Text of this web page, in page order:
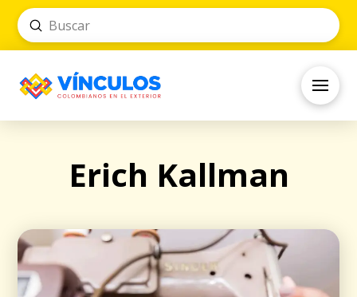
Search
Submit
Erich Kallman